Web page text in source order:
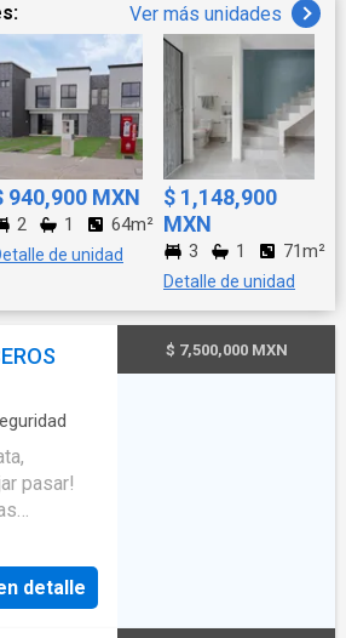
Ver más unidades
940,900 MXN
2 1 64m²
de unidad
$ 1,148,900
MXN
3 1 71m²
Detalle de unidad
pasar!
y
las zonas
de
detalle
$ 7,500,000 MXN